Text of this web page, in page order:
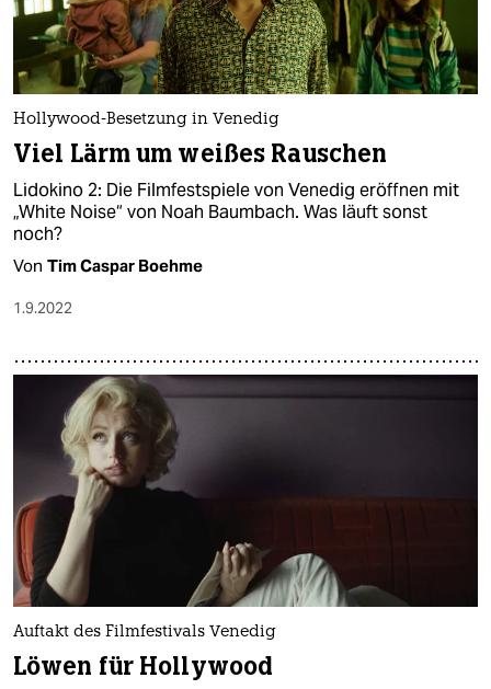
Hollywood-Besetzung in Venedig
Viel Lärm um weißes Rauschen
Lidokino 2: Die Filmfestspiele von Venedig eröffnen mit
„White Noise“ von Noah Baumbach. Was läuft sonst
noch?
Von Tim Caspar Boehme
1.9.2022
Auftakt des Filmfestivals Venedig
Löwen für Hollywood